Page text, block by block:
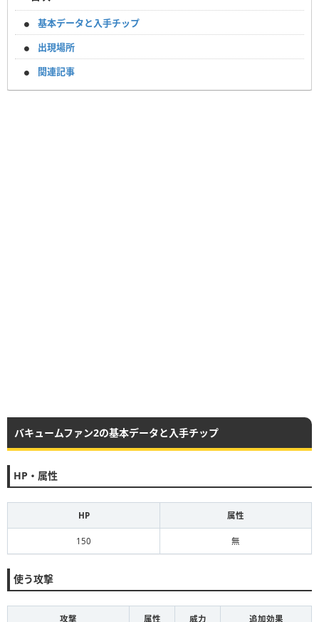
基本データと入手チップ
出現場所
関連記事
バキュームファン2の基本データと入手チップ
HP・属性
HP 属性
150 無
使う攻撃
攻撃 属性 威力 追加効果